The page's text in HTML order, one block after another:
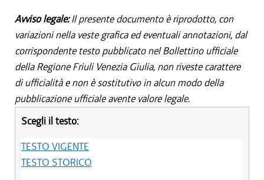
Avviso legale:Il presente documento è riprodotto, con
variazioni nella veste grafica ed eventuali annotazioni, dal
corrispondente testo pubblicato nel Bollettino ufficiale
della Regione Friuli Venezia Giulia, non riveste carattere
di ufficialità e non è sostitutivo in alcun modo della
pubblicazione ufficiale avente valore legale.
Scegli il testo:
TESTO VIGENTE
TESTO STORICO